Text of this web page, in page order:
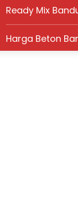
Ready Mix
Harga Beton